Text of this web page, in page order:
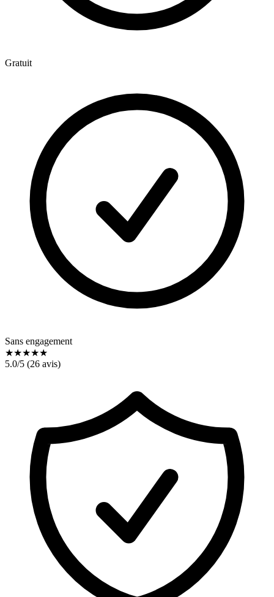
Gratuit
Sans engagement
★★★★★
5.0/5 (26 avis)